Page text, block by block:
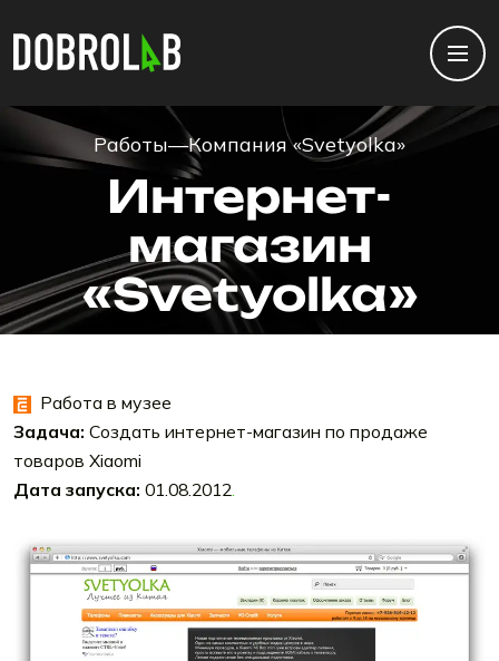
Работы—Компания «Svetyolka»
Интернет-
магазин
«Svetyolka»
Работа в музее
Задача: Создать интернет-магазин по продаже
товаров Xiaomi
Дата запуска: 01.08.2012.